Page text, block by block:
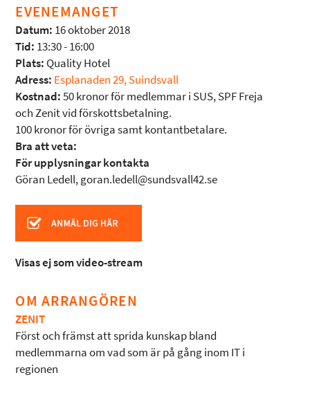
EVENEMANGET
Datum: 16 oktober 2018
Tid: 13:30 - 16:00
Plats: Quality Hotel
Adress: Esplanaden 29, Suindsvall
Kostnad:50 kronor för medlemmar i SUS, SPF Freja
och Zenit vid förskottsbetalning.
100 kronor för övriga samt kontantbetalare.
Bra att veta:
För upplysningar kontakta
Göran Ledell, goran.ledell@sundsvall42.se
Visas ej som video-stream
OM ARRANGÖREN
ZENIT
Först och främst att sprida kunskap bland
medlemmarna om vad som är på gång inom IT i
regionen